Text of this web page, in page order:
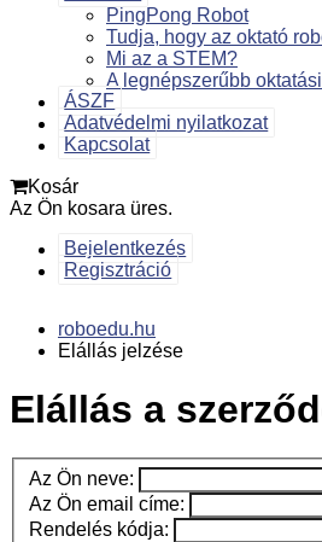
PingPong Robot
Tudja, hogy az oktató
Mi az a STEM?
A legnépszerűbb
ÁSZF
Adatvédelmi nyilatkozat
Kapcsolat
Kosár
Az Ön kosara üres.
Bejelentkezés
Regisztráció
roboedu.hu
Elállás jelzése
Elállás a
Az Ön neve:
Az Ön email címe:
Rendelés kódja: